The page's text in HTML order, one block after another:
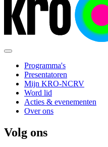
Programma's
Presentatoren
Mijn KRO-NCRV
Word lid
Acties & evenementen
Over ons
Volg ons